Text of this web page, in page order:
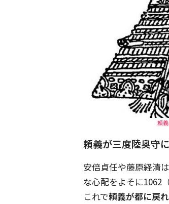
頼
頼義が三度陸奥守
安倍貞任や藤原経清
な心配をよそに1062
これで頼義が都に戻